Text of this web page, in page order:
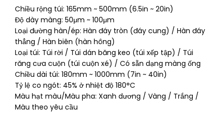
Chiều rộng túi: 165mm ~ 500mm (6.5in ~ 20in)
Độ dày màng: 50μm ~ 100μm
Loại đường hàn/ép: Hàn đáy tròn (đáy cung) / Hàn đáy
thẳng / Hàn biên (hàn hông)
Loại túi: Túi rời / Túi dán băng keo (túi xếp tập) / Túi
răng cưa cuộn (túi cuộn xé) / Có sẵn dạng màng ống
Chiều dài túi: 180mm ~ 1000mm (7in ~ 40in)
Tỷ lệ co ngót: 45% ở nhiệt độ 180°C
Màu hạt màu/Màu pha: Xanh dương / Vàng / Trắng /
Màu theo yêu cầu